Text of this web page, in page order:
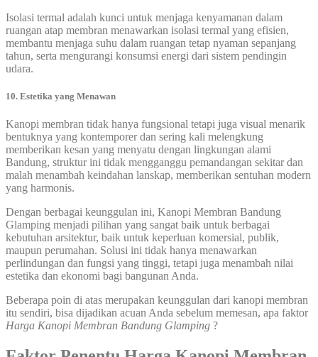
Isolasi termal adalah kunci untuk menjaga kenyamanan dalam
ruangan atap membran menawarkan isolasi termal yang efisien,
membantu menjaga suhu dalam ruangan tetap nyaman sepanjang
tahun, serta mengurangi konsumsi energi dari sistem pendingin
udara.
10. Estetika yang Menawan
Kanopi membran tidak hanya fungsional tetapi juga visual menarik
bentuknya yang kontemporer dan sering kali melengkung
memberikan kesan yang menyatu dengan lingkungan alami
Bandung, struktur ini tidak mengganggu pemandangan sekitar dan
malah menambah keindahan lanskap, memberikan sentuhan modern
yang harmonis.
Dengan berbagai keunggulan ini, Kanopi Membran Bandung
Glamping menjadi pilihan yang sangat baik untuk berbagai
kebutuhan arsitektur, baik untuk keperluan komersial, publik,
maupun perumahan. Solusi ini tidak hanya menawarkan
perlindungan dan fungsi yang tinggi, tetapi juga menambah nilai
estetika dan ekonomi bagi bangunan Anda.
Beberapa poin di atas merupakan keunggulan dari kanopi membran
itu sendiri, bisa dijadikan acuan Anda sebelum memesan, apa faktor
Harga Kanopi Membran Bandung Glamping ?